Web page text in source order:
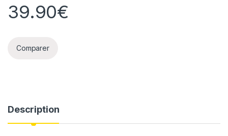
39.90€
Comparer
Description